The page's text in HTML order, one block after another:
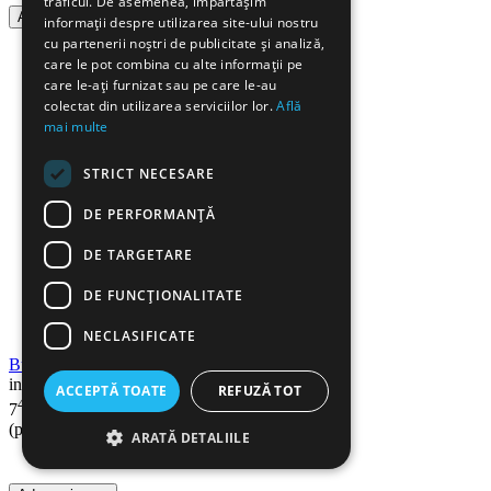
Adauga in cos
Burete de vase FINO, 10 buc/set
in stoc
749 Lei
(pret cu TVA inclus)
informații despre utilizarea site-ului nostru
cu partenerii noștri de publicitate și analiză,
care le pot combina cu alte informații pe
care le-ați furnizat sau pe care le-au
colectat din utilizarea serviciilor lor.Află
mai multe
STRICT NECESARE
DE PERFORMANȚĂ
DE TARGETARE
DE FUNCŢIONALITATE
NECLASIFICATE
ACCEPTĂ TOATE REFUZĂ TOT
ARATĂ DETALIILE